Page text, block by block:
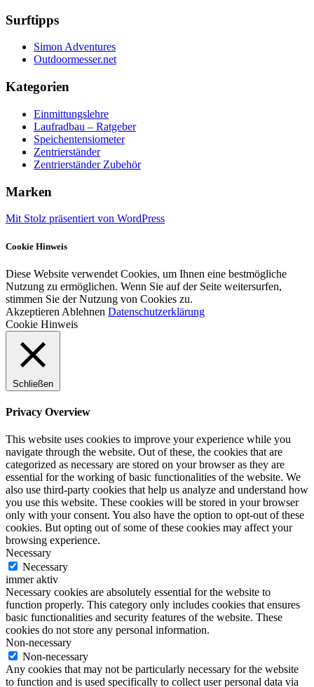
Surftipps
Simon Adventures
Outdoormesser.net
Kategorien
Einmittungslehre
Laufradbau – Ratgeber
Speichentensiometer
Zentrierständer
Zentrierständer Zubehör
Marken
Mit Stolz präsentiert von WordPress
Cookie Hinweis
Diese Website verwendet Cookies, um Ihnen eine bestmögliche
Nutzung zu ermöglichen. Wenn Sie auf der Seite weitersurfen,
stimmen Sie der Nutzung von Cookies zu.
Akzeptieren Ablehnen Datenschutzerklärung
Cookie Hinweis
Schließen
Privacy Overview
This website uses cookies to improve your experience while you
navigate through the website. Out of these, the cookies that are
categorized as necessary are stored on your browser as they are
essential for the working of basic functionalities of the website. We
also use third-party cookies that help us analyze and understand how
you use this website. These cookies will be stored in your browser
only with your consent. You also have the option to opt-out of these
cookies. But opting out of some of these cookies may affect your
browsing experience.
Necessary
Necessary
immer aktiv
Necessary cookies are absolutely essential for the website to
function properly. This category only includes cookies that ensures
basic functionalities and security features of the website. These
cookies do not store any personal information.
Non-necessary
Non-necessary
Any cookies that may not be particularly necessary for the website
to function and is used specifically to collect user personal data via